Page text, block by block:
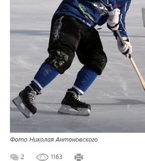
Фото Николая Антоновского
2 1163